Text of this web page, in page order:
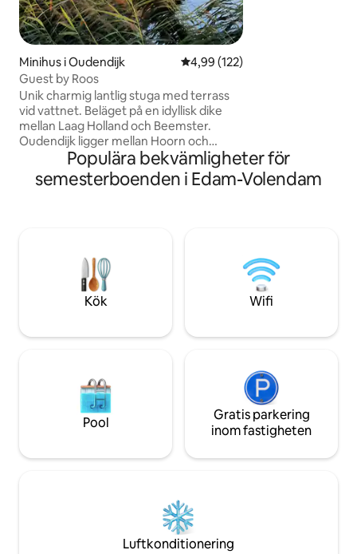
Minihus i Oudendijk 4,99 av 5 i genomsnittligt
4,99 (122)
Guest by Roos
Unik charmig lantlig stuga med terrass
vid vattnet. Beläget på en idyllisk dike
mellan Laag Holland och Beemster.
Oudendijk ligger mellan Hoorn och
Alkmaar. 30 km från Amsterdam.
Stugan: soffa, matbord med 2 stolar. Kök
med tillbehör. Badrum: toalett, dusch,
bistrouppsättning. Carport för parkering
av bil och cyklar. Vandrings-/cykelvägar
och olika restauranger.
Populära bekvämligheter för
semesterboenden i Edam-Volendam
Kök Wifi
Pool
Gratis parkering
inom fastigheten
Luftkonditionering